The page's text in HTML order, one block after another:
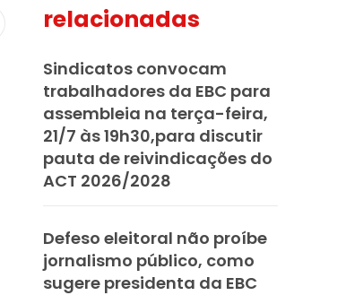
relacionadas
Sindicatos convocam
trabalhadores da EBC para
assembleia na terça-feira,
21/7 às 19h30,para discutir
pauta de reivindicações do
ACT 2026/2028
Defeso eleitoral não proíbe
jornalismo público, como
sugere presidenta da EBC